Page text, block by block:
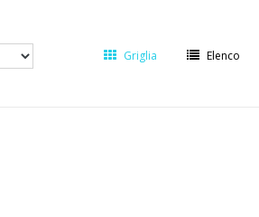
Griglia Elenco